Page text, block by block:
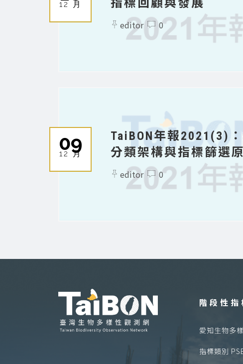
12 月
指標回顧與發展
editor 0
09
12 月
TaiBON年報2021(3)
分類架構與指標篩選
editor 0
階段性指
愛知生物多
指標類別